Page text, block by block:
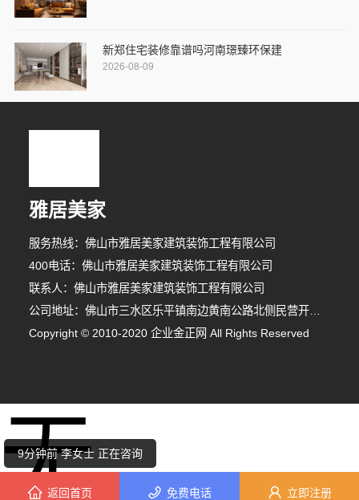
新郑住宅装修靠谱吗河南璟臻环保建
2026-08-09
雅居美家
服务热线：佛山市雅居美家建筑装饰工程有限公司
400电话：佛山市雅居美家建筑装饰工程有限公司
联系人：佛山市雅居美家建筑装饰工程有限公司
公司地址：佛山市三水区乐平镇南边黄南公路北侧民营开发区F1之二
Copyright © 2010-2020 企业金正网 All Rights Reserved
9分钟前 李女士 正在咨询
7分钟前 田女士 正在咨询
返回首页 免费电话 立即注册
无